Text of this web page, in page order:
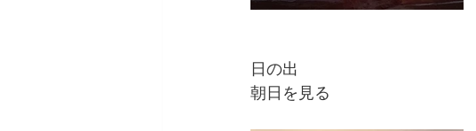
日の出
朝日を見る